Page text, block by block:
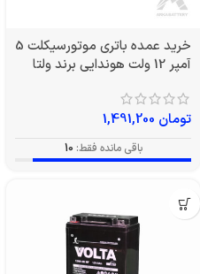
خرید عمده باتری موتورسیکلت 5
آمپر 12 ولت هوندایی برند ولتا
تومان
باقی مانده فقط: 10